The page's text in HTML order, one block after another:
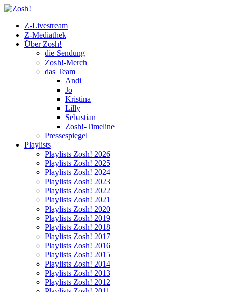
Z-Livestream
Z-Mediathek
Über Zosh!
die Sendung
Zosh!-Merch
das Team
Andi
Jo
Kristina
Lilly
Sebastian
Zosh!-Timeline
Pressespiegel
Playlists
Playlists Zosh! 2026
Playlists Zosh! 2025
Playlists Zosh! 2024
Playlists Zosh! 2023
Playlists Zosh! 2022
Playlists Zosh! 2021
Playlists Zosh! 2020
Playlists Zosh! 2019
Playlists Zosh! 2018
Playlists Zosh! 2017
Playlists Zosh! 2016
Playlists Zosh! 2015
Playlists Zosh! 2014
Playlists Zosh! 2013
Playlists Zosh! 2012